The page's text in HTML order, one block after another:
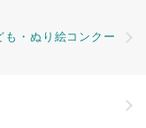
・ぬり絵コンクー